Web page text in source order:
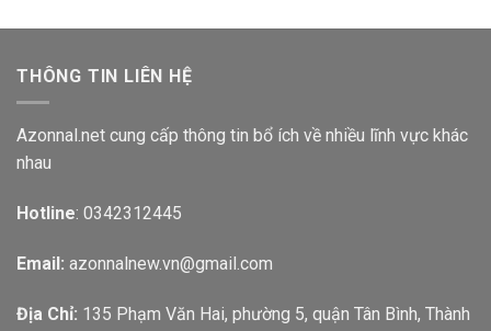
THÔNG TIN LIÊN HỆ
Azonnal.net cung cấp thông tin bổ ích về nhiều lĩnh vực khác
nhau
Hotline: 0342312445
Email: azonnalnew.vn@gmail.com
Địa Chỉ: 135 Phạm Văn Hai, phường 5, quận Tân Bình, Thành